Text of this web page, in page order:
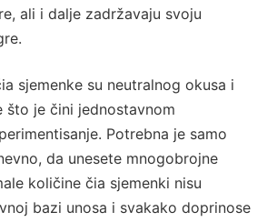
ali i dalje zadržavaju svoju
sjemenke su neutralnog okusa i
što je čini jednostavnom
Potrebna je samo
da unesete mnogobrojne
količine čia sjemenki nisu
bazi unosa i svakako doprinose